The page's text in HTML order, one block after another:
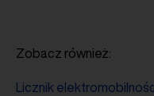
Zobacz również:
Licznik